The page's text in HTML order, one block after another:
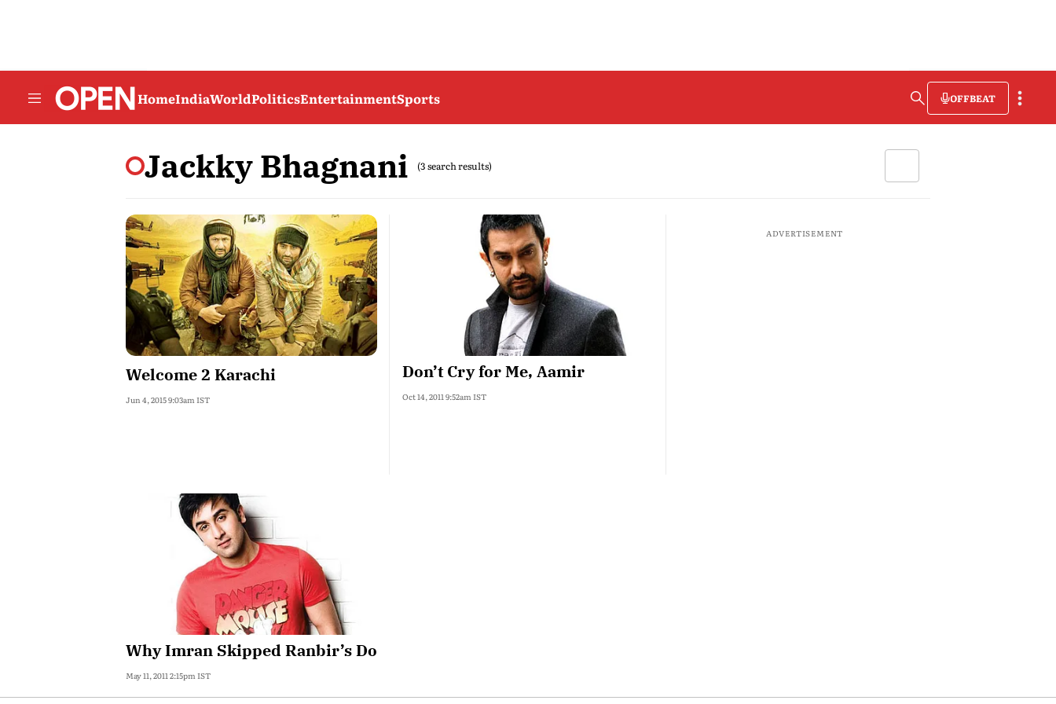
HomeIndiaWorldPoliticsEntertainmentSports OFFBEAT
Jackky Bhagnani (3 search results)
Welcome 2 Karachi
Jun 4, 2015 9:03am IST
Don’t Cry for Me, Aamir
Oct 14, 2011 9:52am IST
ADVERTISEMENT
Why Imran Skipped Ranbir’s Do
May 11, 2011 2:15pm IST